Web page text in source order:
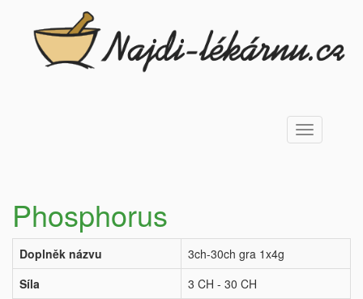
Toggle
navigation
Phosphorus
Doplněk názvu
3ch-30ch gra 1x4g
Síla
3 CH - 30 CH